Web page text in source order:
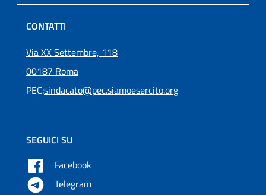
CONTATTI
Via XX Settembre, 118
00187 Roma
PEC:sindacato@pec.siamoesercito.org
SEGUICI SU
Facebook
Telegram